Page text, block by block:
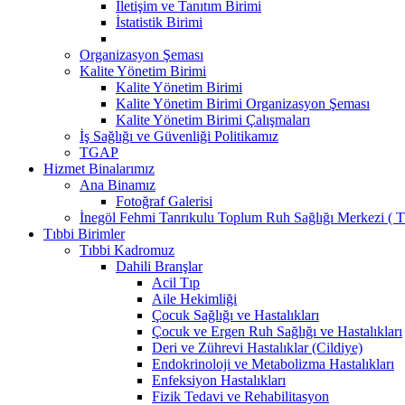
İletişim ve Tanıtım Birimi
İstatistik Birimi
Organizasyon Şeması
Kalite Yönetim Birimi
Kalite Yönetim Birimi
Kalite Yönetim Birimi Organizasyon Şeması
Kalite Yönetim Birimi Çalışmaları
İş Sağlığı ve Güvenliği Politikamız
TGAP
Hizmet Binalarımız
Ana Binamız
Fotoğraf Galerisi
İnegöl Fehmi Tanrıkulu Toplum Ruh Sağlığı Merkezi (
Tıbbi Birimler
Tıbbi Kadromuz
Dahili Branşlar
Acil Tıp
Aile Hekimliği
Çocuk Sağlığı ve Hastalıkları
Çocuk ve Ergen Ruh Sağlığı ve Hastalıkları
Deri ve Zührevi Hastalıklar (Cildiye)
Endokrinoloji ve Metabolizma Hastalıkları
Enfeksiyon Hastalıkları
Fizik Tedavi ve Rehabilitasyon